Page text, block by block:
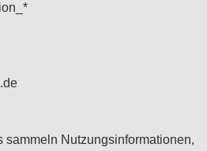
sammeln Nutzungsinformationen,